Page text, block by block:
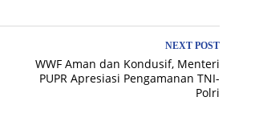
NEXT POST
WWF Aman dan Kondusif, Menteri
PUPR Apresiasi Pengamanan TNI-
Polri